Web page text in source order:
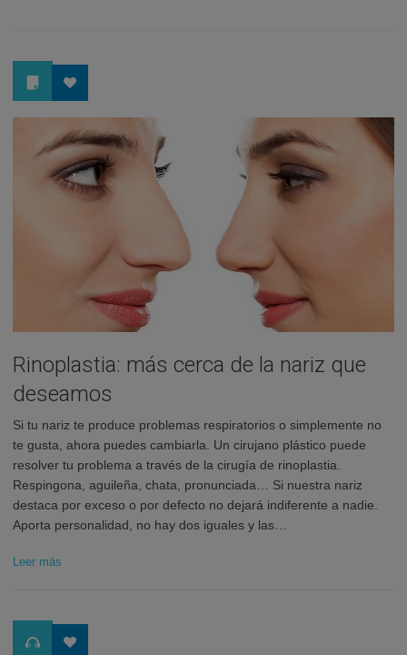
Rinoplastia: más cerca de la nariz que
deseamos
Si tu nariz te produce problemas respiratorios o simplemente no
te gusta, ahora puedes cambiarla. Un cirujano plástico puede
resolver tu problema a través de la cirugía de rinoplastia.
Respingona, aguileña, chata, pronunciada… Si nuestra nariz
destaca por exceso o por defecto no dejará indiferente a nadie.
Aporta personalidad, no hay dos iguales y las…
Leer más